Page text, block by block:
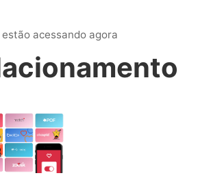
estão acessando agora